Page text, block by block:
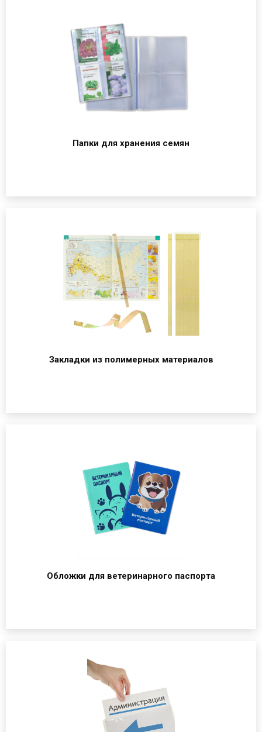
Папки для хранения семян
Закладки из полимерных материалов
Обложки для ветеринарного паспорта